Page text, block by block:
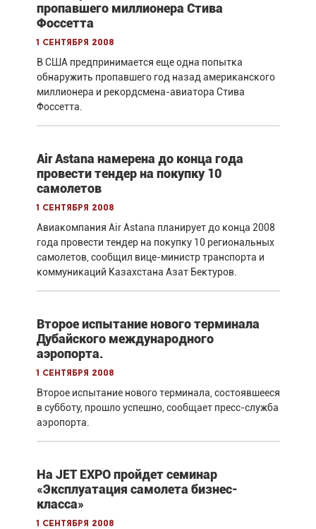
пропавшего миллионера Стива
Фоссетта
1 сентября 2008
В США предпринимается еще одна попытка
обнаружить пропавшего год назад американского
миллионера и рекордсмена-авиатора Стива
Фоссетта.
Air Astana намерена до конца года
провести тендер на покупку 10
самолетов
1 сентября 2008
Авиакомпания Air Astana планирует до конца 2008
года провести тендер на покупку 10 региональных
самолетов, сообщил вице-министр транспорта и
коммуникаций Казахстана Азат Бектуров.
Второе испытание нового терминала
Дубайского международного
аэропорта.
1 сентября 2008
Второе испытание нового терминала, состоявшееся
в субботу, прошло успешно, сообщает пресс-служба
аэропорта.
На JET EXPO пройдет семинар
«Эксплуатация самолета бизнес-
класса»
1 сентября 2008